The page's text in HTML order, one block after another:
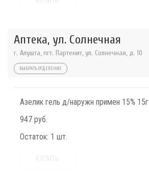
Аптека, ул. Солнечная
г. Алушта, пгт. Партенит, ул. Солнечная, д. 10
ВЫБРАТЬ ОТДЕЛЕНИЕ
Азелик гель д/наружн примен 15% 15г
947 руб.
Остаток: 1 шт.